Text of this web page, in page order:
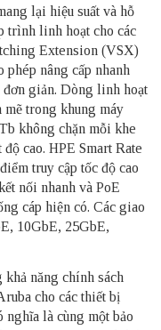
lại hiệu suất và hỗ
trình linh hoạt cho các
Extension (VSX)
phép nâng cấp nhanh
giản. Dòng linh hoạt
mẽ trong khung máy
không chặn mỗi khe
cao. HPE Smart Rate
truy cập tốc độ cao
nối nhanh và PoE
cáp hiện có. Các giao
10GbE, 25GbE,
năng chính sách
cho các thiết bị
nghĩa là cùng một bảo